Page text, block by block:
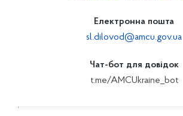
Електронна пошта
sl.dilovod@amcu.gov.ua
Чат-бот для довідок
t.me/AMCUkraine_bot